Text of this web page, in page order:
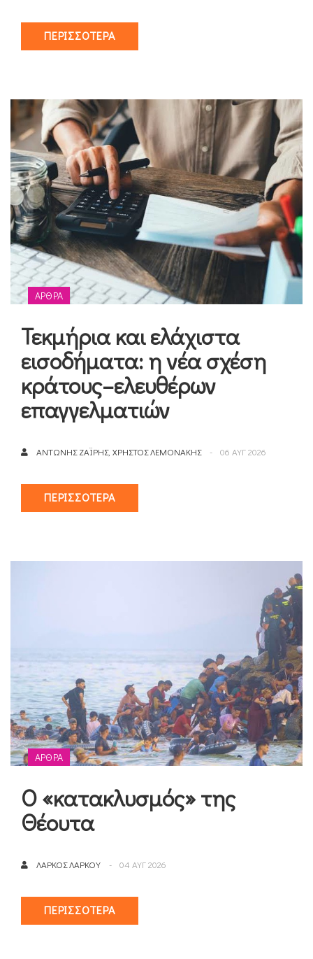
ΠΕΡΙΣΣΌΤΕΡΑ
ΆΡΘΡΑ
Τεκμήρια και ελάχιστα
εισοδήματα: η νέα σχέση
κράτους–ελευθέρων
επαγγελματιών
ΑΝΤΏΝΗΣ ΖΑΪ́ΡΗΣ, ΧΡΉΣΤΟΣ ΛΕΜΟΝΆΚΗΣ 06 ΑΥΓ 2026
ΠΕΡΙΣΣΌΤΕΡΑ
ΆΡΘΡΑ
Ο «κατακλυσμός» της
Θέουτα
ΛΆΡΚΟΣ ΛΆΡΚΟΥ 04 ΑΥΓ 2026
ΠΕΡΙΣΣΌΤΕΡΑ